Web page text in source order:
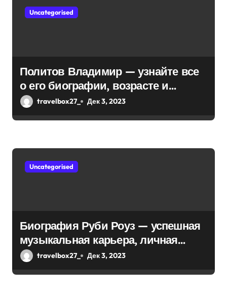
Uncategorised
Политов Владимир — узнайте все
о его биографии, возрасте и
впечатляющих достижениях!
travelbox27_ Дек 3, 2023
Uncategorised
Биография Руби Роуз — успешная
музыкальная карьера, личная
жизнь и знаковые достижения
travelbox27_ Дек 3, 2023